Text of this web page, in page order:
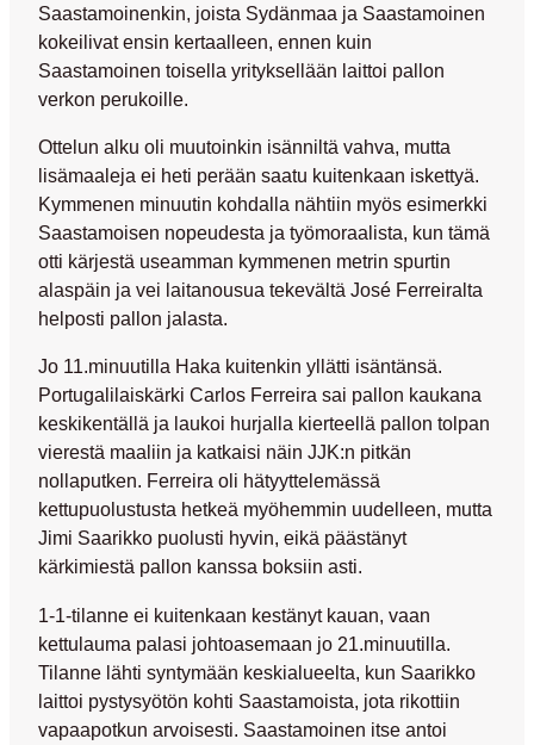
Saastamoinenkin, joista Sydänmaa ja Saastamoinen
kokeilivat ensin kertaalleen, ennen kuin
Saastamoinen toisella yrityksellään laittoi pallon
verkon perukoille.
Ottelun alku oli muutoinkin isänniltä vahva, mutta
lisämaaleja ei heti perään saatu kuitenkaan iskettyä.
Kymmenen minuutin kohdalla nähtiin myös esimerkki
Saastamoisen nopeudesta ja työmoraalista, kun tämä
otti kärjestä useamman kymmenen metrin spurtin
alaspäin ja vei laitanousua tekevältä José Ferreiralta
helposti pallon jalasta.
Jo 11.minuutilla Haka kuitenkin yllätti isäntänsä.
Portugalilaiskärki Carlos Ferreira sai pallon kaukana
keskikentällä ja laukoi hurjalla kierteellä pallon tolpan
vierestä maaliin ja katkaisi näin JJK:n pitkän
nollaputken. Ferreira oli hätyyttelemässä
kettupuolustusta hetkeä myöhemmin uudelleen, mutta
Jimi Saarikko puolusti hyvin, eikä päästänyt
kärkimiestä pallon kanssa boksiin asti.
1-1-tilanne ei kuitenkaan kestänyt kauan, vaan
kettulauma palasi johtoasemaan jo 21.minuutilla.
Tilanne lähti syntymään keskialueelta, kun Saarikko
laittoi pystysyötön kohti Saastamoista, jota rikottiin
vapaapotkun arvoisesti. Saastamoinen itse antoi